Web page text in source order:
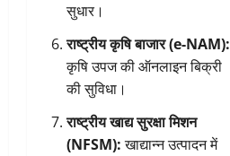
सुधार।
राष्ट्रीय कृषि बाजार (e-NAM):
कृषि उपज की ऑनलाइन बिक्री
की सुविधा।
राष्ट्रीय खाद्य सुरक्षा मिशन
(NFSM):खाद्यान्न उत्पादन में